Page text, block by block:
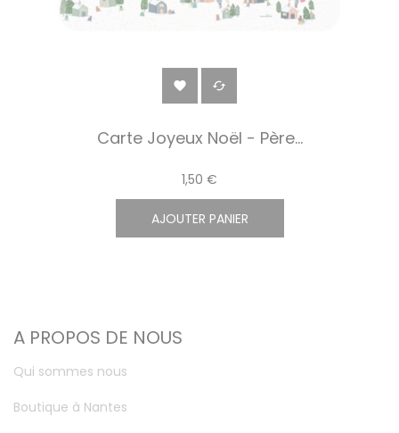
 
Carte Joyeux Noël - Père...
1,50 €
AJOUTER PANIER
A PROPOS DE NOUS
Qui sommes nous
Boutique à Nantes